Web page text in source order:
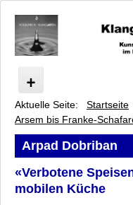
Vogelfrei
Programm
Künstler
Arsem bis Franke-
Marilyn Arsem
Horst Dieter Bürkle
Aktuelle Seite: Startseite
Arsem bis Franke-
Arpad Dobriban
«Verbotene
mobilen Küche